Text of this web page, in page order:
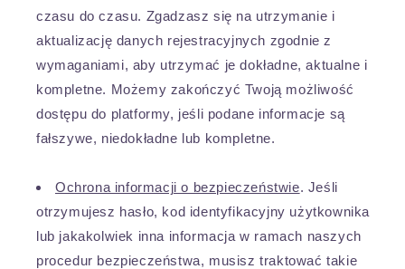
czasu do czasu. Zgadzasz się na utrzymanie i
aktualizację danych rejestracyjnych zgodnie z
wymaganiami, aby utrzymać je dokładne, aktualne i
kompletne. Możemy zakończyć Twoją możliwość
dostępu do platformy, jeśli podane informacje są
fałszywe, niedokładne lub kompletne.
Ochrona informacji o bezpieczeństwie. Jeśli
otrzymujesz hasło, kod identyfikacyjny użytkownika
lub jakakolwiek inna informacja w ramach naszych
procedur bezpieczeństwa, musisz traktować takie